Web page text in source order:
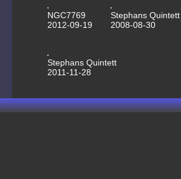
NGC7769
2012-09-19
Stephans Quintett
2008-08-30
Stephans Quintett
2011-11-28